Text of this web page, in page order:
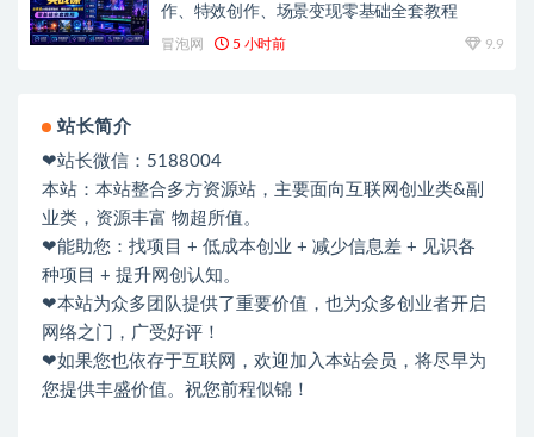
作、特效创作、场景变现零基础全套教程
冒泡网 5 小时前 9.9
站长简介
❤站长微信：5188004
本站：本站整合多方资源站，主要面向互联网创业类&副
业类，资源丰富 物超所值。
❤能助您：找项目 + 低成本创业 + 减少信息差 + 见识各
种项目 + 提升网创认知。
❤本站为众多团队提供了重要价值，也为众多创业者开启
网络之门，广受好评！
❤如果您也依存于互联网，欢迎加入本站会员，将尽早为
您提供丰盛价值。祝您前程似锦！